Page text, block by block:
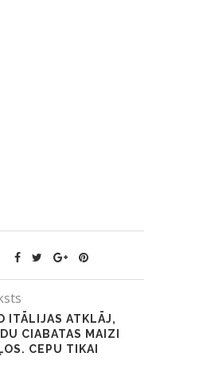
ITĀLIJAS ATKLĀJ,
CIABATAS MAIZI
CEPU TIKAI